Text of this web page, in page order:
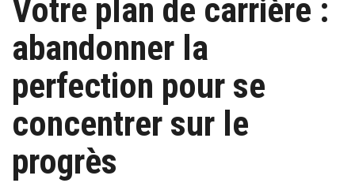
Votre plan de carrière :
abandonner la
perfection pour se
concentrer sur le
progrès